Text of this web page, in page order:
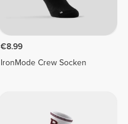
€8.99
IronMode Crew Socken